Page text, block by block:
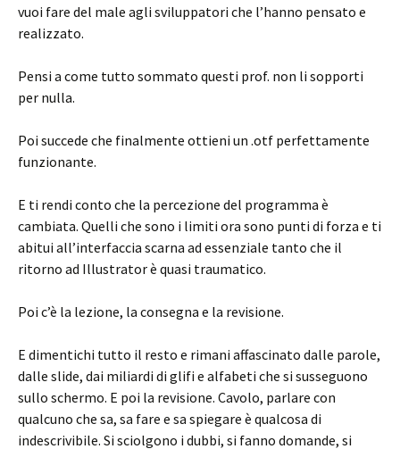
vuoi fare del male agli sviluppatori che l’hanno pensato e
realizzato.
Pensi a come tutto sommato questi prof. non li sopporti
per nulla.
Poi succede che finalmente ottieni un .otf perfettamente
funzionante.
E ti rendi conto che la percezione del programma è
cambiata. Quelli che sono i limiti ora sono punti di forza e ti
abitui all’interfaccia scarna ad essenziale tanto che il
ritorno ad Illustrator è quasi traumatico.
Poi c’è la lezione, la consegna e la revisione.
E dimentichi tutto il resto e rimani affascinato dalle parole,
dalle slide, dai miliardi di glifi e alfabeti che si susseguono
sullo schermo. E poi la revisione. Cavolo, parlare con
qualcuno che sa, sa fare e sa spiegare è qualcosa di
indescrivibile. Si sciolgono i dubbi, si fanno domande, si